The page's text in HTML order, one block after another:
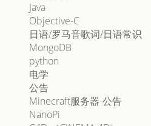
Java
Objective-C
日语/罗马音歌词/日语常识
MongoDB
python
电学
公告
Minecraft服务器-公告
NanoPi